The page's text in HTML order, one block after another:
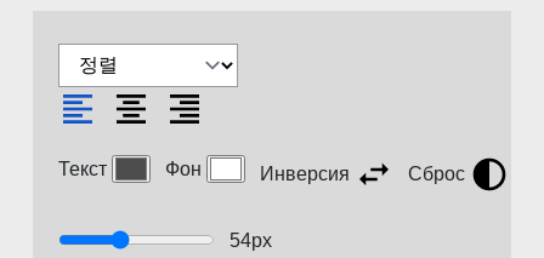
Текст Фон Инверсия Сброс
54px